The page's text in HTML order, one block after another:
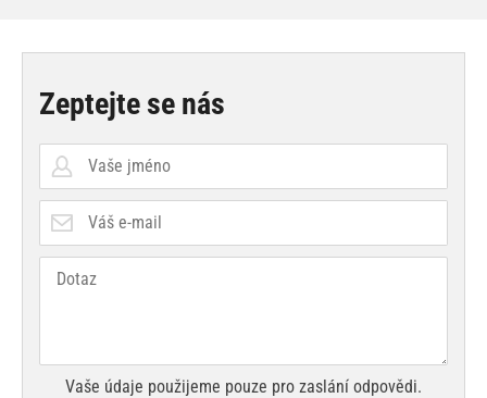
Zeptejte se nás
Vaše údaje použijeme pouze pro zaslání odpovědi.